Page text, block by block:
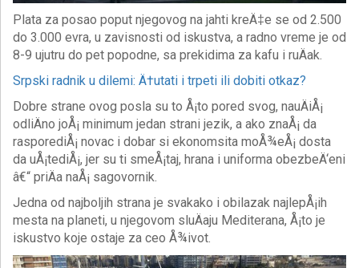
Plata za posao poput njegovog na jahti kreÄ‡e se od 2.500
do 3.000 evra, u zavisnosti od iskustva, a radno vreme je od
8-9 ujutru do pet popodne, sa prekidima za kafu i ruÄak.
Srpski radnik u dilemi: Ä†utati i trpeti ili dobiti otkaz?
Dobre strane ovog posla su to Å¡to pored svog, nauÄiÅ¡
odliÄno joÅ¡ minimum jedan strani jezik, a ako znaÅ¡ da
rasporediÅ¡ novac i dobar si ekonomsita moÅ¾eÅ¡ dosta
da uÅ¡tediÅ¡, jer su ti smeÅ¡taj, hrana i uniforma obezbeÄ‘eni
â€“ priÄa naÅ¡ sagovornik.
Jedna od najboljih strana je svakako i obilazak najlepÅ¡ih
mesta na planeti, u njegovom sluÄaju Mediterana, Å¡to je
iskustvo koje ostaje za ceo Å¾ivot.